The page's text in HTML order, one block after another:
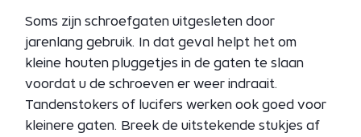
Soms zijn schroefgaten uitgesleten door
jarenlang gebruik. In dat geval helpt het om
kleine houten pluggetjes in de gaten te slaan
voordat u de schroeven er weer indraait.
Tandenstokers of lucifers werken ook goed voor
kleinere gaten. Breek de uitstekende stukjes af